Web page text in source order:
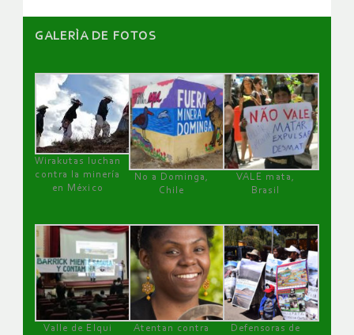
GALERÌA DE FOTOS
Wirakutas luchan
contra la minería
en México
No a Dominga,
Chile
VALE mata,
Brasil
Valle de Elqui
Atentan contra
Defensoras de